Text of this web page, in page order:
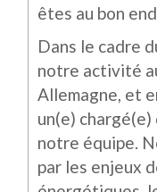
êtes au bon
Dans le cadre
notre activité
Allemagne, et
un(e)
notre équipe.
par les enjeux